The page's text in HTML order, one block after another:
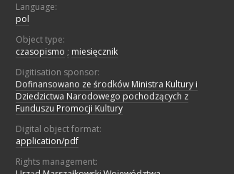
Language:
pol
Object type:
czasopismo ; miesięcznik
Digitisation sponsor:
Dofinansowano ze środków Ministra Kultury i
Dziedzictwa Narodowego pochodzących z
Funduszu Promocji Kultury
Digital object format:
application/pdf
Rights management: